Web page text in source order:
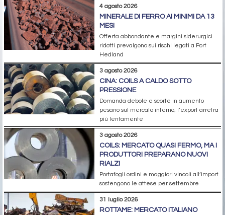
4 agosto 2026
MINERALE DI FERRO AI MINIMI DA 13
MESI
Offerta abbondante e margini siderurgici
ridotti prevalgono sui rischi legati a Port
Hedland
3 agosto 2026
CINA: COILS A CALDO SOTTO
PRESSIONE
Domanda debole e scorte in aumento
pesano sul mercato interno; l’export arretra
più lentamente
3 agosto 2026
COILS: MERCATO QUASI FERMO, MA I
PRODUTTORI PREPARANO NUOVI
RIALZI
Portafogli ordini e maggiori vincoli all’import
sostengono le attese per settembre
31 luglio 2026
ROTTAME: MERCATO ITALIANO